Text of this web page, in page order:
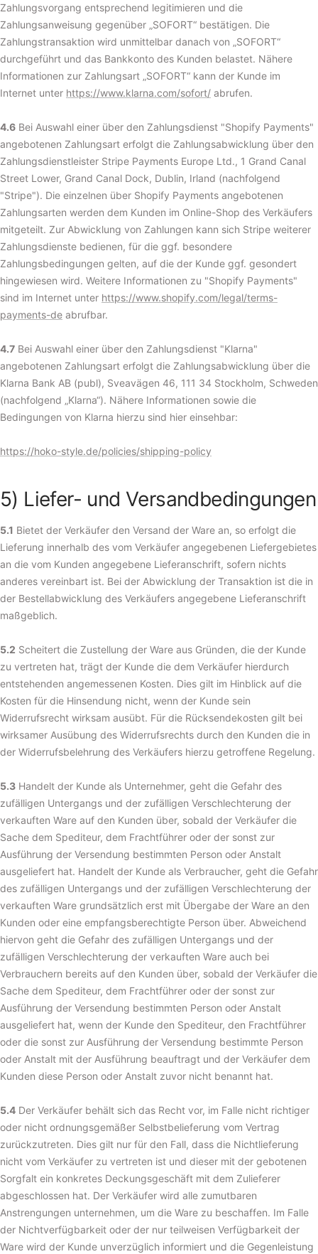
Zahlungsvorgang entsprechend legitimieren und die
Zahlungsanweisung gegenüber „SOFORT“ bestätigen. Die
Zahlungstransaktion wird unmittelbar danach von „SOFORT“
durchgeführt und das Bankkonto des Kunden belastet. Nähere
Informationen zur Zahlungsart „SOFORT“ kann der Kunde im
Internet unter https://www.klarna.com/sofort/ abrufen.
4.6 Bei Auswahl einer über den Zahlungsdienst "Shopify Payments"
angebotenen Zahlungsart erfolgt die Zahlungsabwicklung über den
Zahlungsdienstleister Stripe Payments Europe Ltd., 1 Grand Canal
Street Lower, Grand Canal Dock, Dublin, Irland (nachfolgend
"Stripe"). Die einzelnen über Shopify Payments angebotenen
Zahlungsarten werden dem Kunden im Online-Shop des Verkäufers
mitgeteilt. Zur Abwicklung von Zahlungen kann sich Stripe weiterer
Zahlungsdienste bedienen, für die ggf. besondere
Zahlungsbedingungen gelten, auf die der Kunde ggf. gesondert
hingewiesen wird. Weitere Informationen zu "Shopify Payments"
sind im Internet unter https://www.shopify.com/legal/terms-
payments-de abrufbar.
4.7 Bei Auswahl einer über den Zahlungsdienst "Klarna"
angebotenen Zahlungsart erfolgt die Zahlungsabwicklung über die
Klarna Bank AB (publ), Sveavägen 46, 111 34 Stockholm, Schweden
(nachfolgend „Klarna“). Nähere Informationen sowie die
Bedingungen von Klarna hierzu sind hier einsehbar:
https://hoko-style.de/policies/shipping-policy
5) Liefer- und Versandbedingungen
5.1 Bietet der Verkäufer den Versand der Ware an, so erfolgt die
Lieferung innerhalb des vom Verkäufer angegebenen Liefergebietes
an die vom Kunden angegebene Lieferanschrift, sofern nichts
anderes vereinbart ist. Bei der Abwicklung der Transaktion ist die in
der Bestellabwicklung des Verkäufers angegebene Lieferanschrift
maßgeblich.
5.2 Scheitert die Zustellung der Ware aus Gründen, die der Kunde
zu vertreten hat, trägt der Kunde die dem Verkäufer hierdurch
entstehenden angemessenen Kosten. Dies gilt im Hinblick auf die
Kosten für die Hinsendung nicht, wenn der Kunde sein
Widerrufsrecht wirksam ausübt. Für die Rücksendekosten gilt bei
wirksamer Ausübung des Widerrufsrechts durch den Kunden die in
der Widerrufsbelehrung des Verkäufers hierzu getroffene Regelung.
5.3 Handelt der Kunde als Unternehmer, geht die Gefahr des
zufälligen Untergangs und der zufälligen Verschlechterung der
verkauften Ware auf den Kunden über, sobald der Verkäufer die
Sache dem Spediteur, dem Frachtführer oder der sonst zur
Ausführung der Versendung bestimmten Person oder Anstalt
ausgeliefert hat. Handelt der Kunde als Verbraucher, geht die Gefahr
des zufälligen Untergangs und der zufälligen Verschlechterung der
verkauften Ware grundsätzlich erst mit Übergabe der Ware an den
Kunden oder eine empfangsberechtigte Person über. Abweichend
hiervon geht die Gefahr des zufälligen Untergangs und der
zufälligen Verschlechterung der verkauften Ware auch bei
Verbrauchern bereits auf den Kunden über, sobald der Verkäufer die
Sache dem Spediteur, dem Frachtführer oder der sonst zur
Ausführung der Versendung bestimmten Person oder Anstalt
ausgeliefert hat, wenn der Kunde den Spediteur, den Frachtführer
oder die sonst zur Ausführung der Versendung bestimmte Person
oder Anstalt mit der Ausführung beauftragt und der Verkäufer dem
Kunden diese Person oder Anstalt zuvor nicht benannt hat.
5.4 Der Verkäufer behält sich das Recht vor, im Falle nicht richtiger
oder nicht ordnungsgemäßer Selbstbelieferung vom Vertrag
zurückzutreten. Dies gilt nur für den Fall, dass die Nichtlieferung
nicht vom Verkäufer zu vertreten ist und dieser mit der gebotenen
Sorgfalt ein konkretes Deckungsgeschäft mit dem Zulieferer
abgeschlossen hat. Der Verkäufer wird alle zumutbaren
Anstrengungen unternehmen, um die Ware zu beschaffen. Im Falle
der Nichtverfügbarkeit oder der nur teilweisen Verfügbarkeit der
Ware wird der Kunde unverzüglich informiert und die Gegenleistung